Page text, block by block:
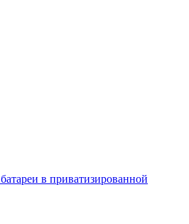
в приватизированной